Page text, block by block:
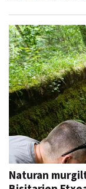
Naturan